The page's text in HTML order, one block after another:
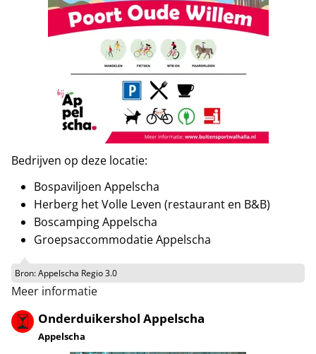
Bedrijven op deze locatie:
Bospaviljoen Appelscha
Herberg het Volle Leven (restaurant en B&B)
Boscamping Appelscha
Groepsaccommodatie Appelscha
Bron:Appelscha Regio 3.0
Meer informatie
Onderduikershol Appelscha
Appelscha